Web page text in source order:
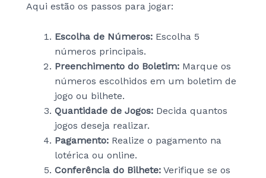
Aqui estão os passos para jogar:
Escolha de Números: Escolha 5
números principais.
Preenchimento do Boletim: Marque os
números escolhidos em um boletim de
jogo ou bilhete.
Quantidade de Jogos: Decida quantos
jogos deseja realizar.
Pagamento: Realize o pagamento na
lotérica ou online.
Conferência do Bilhete: Verifique se os